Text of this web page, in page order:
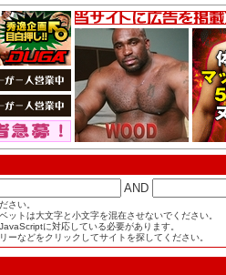
AND
さい。
ットは大文字と小文字を混在させないでください。
に対応している必要があります。
ーなどをクリックしてサイトを探してください。